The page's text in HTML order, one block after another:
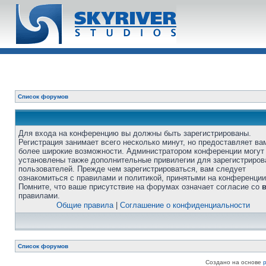
Список форумов
Для входа на конференцию вы должны быть зарегистрированы.
Регистрация занимает всего несколько минут, но предоставляет
более широкие возможности. Администратором конференции
установлены также дополнительные привилегии для
пользователей. Прежде чем зарегистрироваться, вам следует
ознакомиться с правилами и политикой, принятыми на
Помните, что ваше присутствие на форумах означает согласие со
правилами.
Общие правила| Соглашение о конфиденциальности
Список форумов
Создано на основе